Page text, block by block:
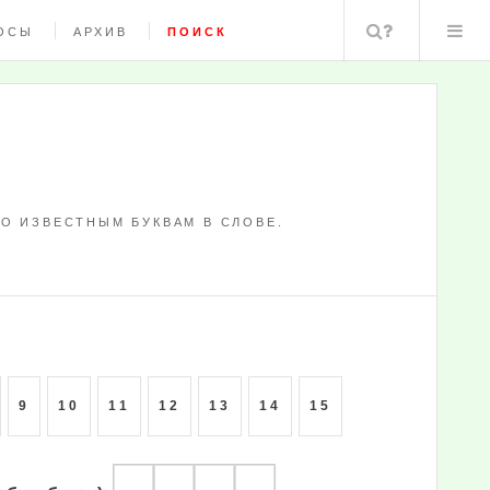
АРХИВ ПОИСК Поиск
ИЗВЕСТНЫМ БУКВАМ В СЛОВЕ.
9 10 11 12 13 14 15